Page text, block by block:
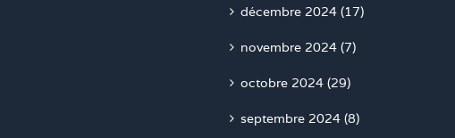
décembre 2024 (17)
novembre 2024 (7)
octobre 2024 (29)
septembre 2024 (8)